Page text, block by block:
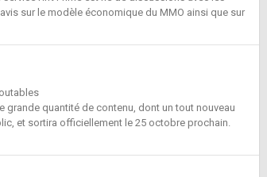
sur le modèle économique du MMO ainsi que sur
grande quantité de contenu, dont un tout nouveau
et sortira officiellement le 25 octobre prochain.